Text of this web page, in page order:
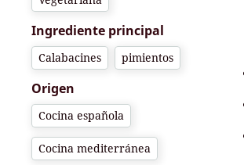
Ingrediente principal
Calabacines pimientos
Origen
Cocina española
Cocina mediterránea